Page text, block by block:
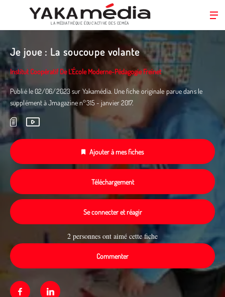
au
contenu
principal
LA MÉDIATHÈQUE ÉDUC’ACTIVE DES CEMÉA
Je joue : La soucoupe volante
Institut Coopératif De L’École Moderne-Pédagogie Freinet
Publié le 02/06/2023 sur Yakamédia. Une fiche originale parue dans le
supplément à Jmagazine n°315 - janvier 2017.
Ajouter à mes fiches
Téléchargement
Se connecter et réagir
2 personnes ont aimé cette fiche
Commenter
FacebookLinkedin